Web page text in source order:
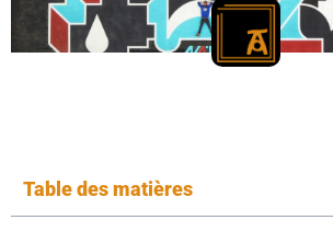
Table des matières